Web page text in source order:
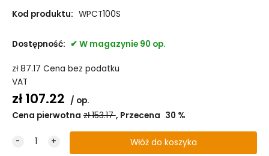
Kod produktu: WPCT100S
Dostępność: W magazynie 90 op.
zł87.17 Cena bez podatku
VAT
zł107.22
op.
Cena pierwotna zł153.17 Przecena 30 %